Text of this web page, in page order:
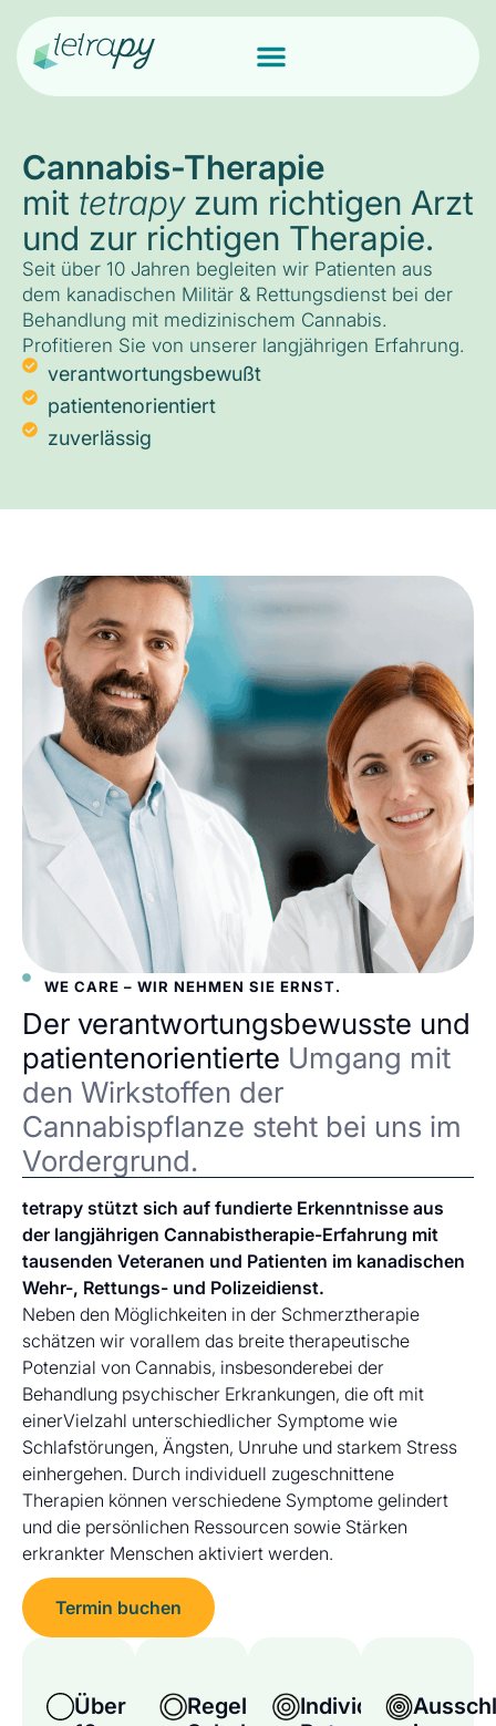
Cannabis-Therapie
mit tetrapyzum richtigen Arzt
und zur richtigen Therapie.
Seit über 10 Jahren begleiten wir Patienten aus
dem kanadischen Militär & Rettungsdienst bei der
Behandlung mit medizinischem Cannabis.
Profitieren Sie von unserer langjährigen Erfahrung.
verantwortungsbewußt
patientenorientiert
zuverlässig
WE CARE – WIR NEHMEN SIE ERNST.
Der verantwortungsbewusste und
patientenorientierte Umgang mit
den Wirkstoffen der
Cannabispflanze steht bei uns im
Vordergrund.
tetrapy stützt sich auf fundierte Erkenntnisse aus
der langjährigen Cannabistherapie-Erfahrung mit
tausenden Veteranen und Patienten im kanadischen
Wehr-, Rettungs- und Polizeidienst.
Neben den Möglichkeiten in der Schmerztherapie
schätzen wir vorallem das breite therapeutische
Potenzial von Cannabis, insbesonderebei der
Behandlung psychischer Erkrankungen, die oft mit
einerVielzahl unterschiedlicher Symptome wie
Schlafstörungen, Ängsten, Unruhe und starkem Stress
einhergehen. Durch individuell zugeschnittene
Therapien können verschiedene Symptome gelindert
und die persönlichen Ressourcen sowie Stärken
erkrankter Menschen aktiviert werden.
Termin buchen
Über
RegelmäßigeIndividuelle